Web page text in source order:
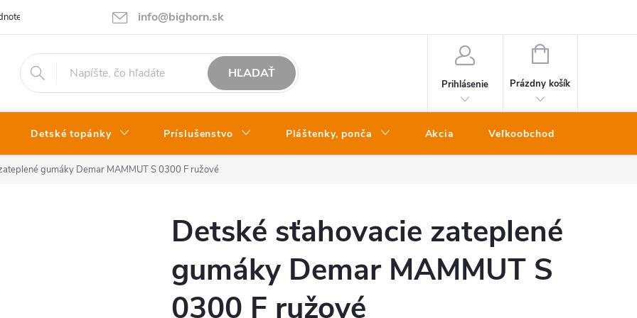
info@bighorn.sk
obchodu Kontakt
HĽADAŤ
Prihlásenie
NÁKUPNÝ
Prázdny košík
Detské topánky Príslušenstvo Pláštenky, ponča Akcia Veľkoobchod
gumáky Demar MAMMUT S 0300 F ružové
Detské sťahovacie zateplené
gumáky Demar MAMMUT S
0300 F ružové